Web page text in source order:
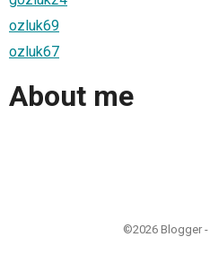
ozluk69
ozluk67
About me
©2026 Blogger -